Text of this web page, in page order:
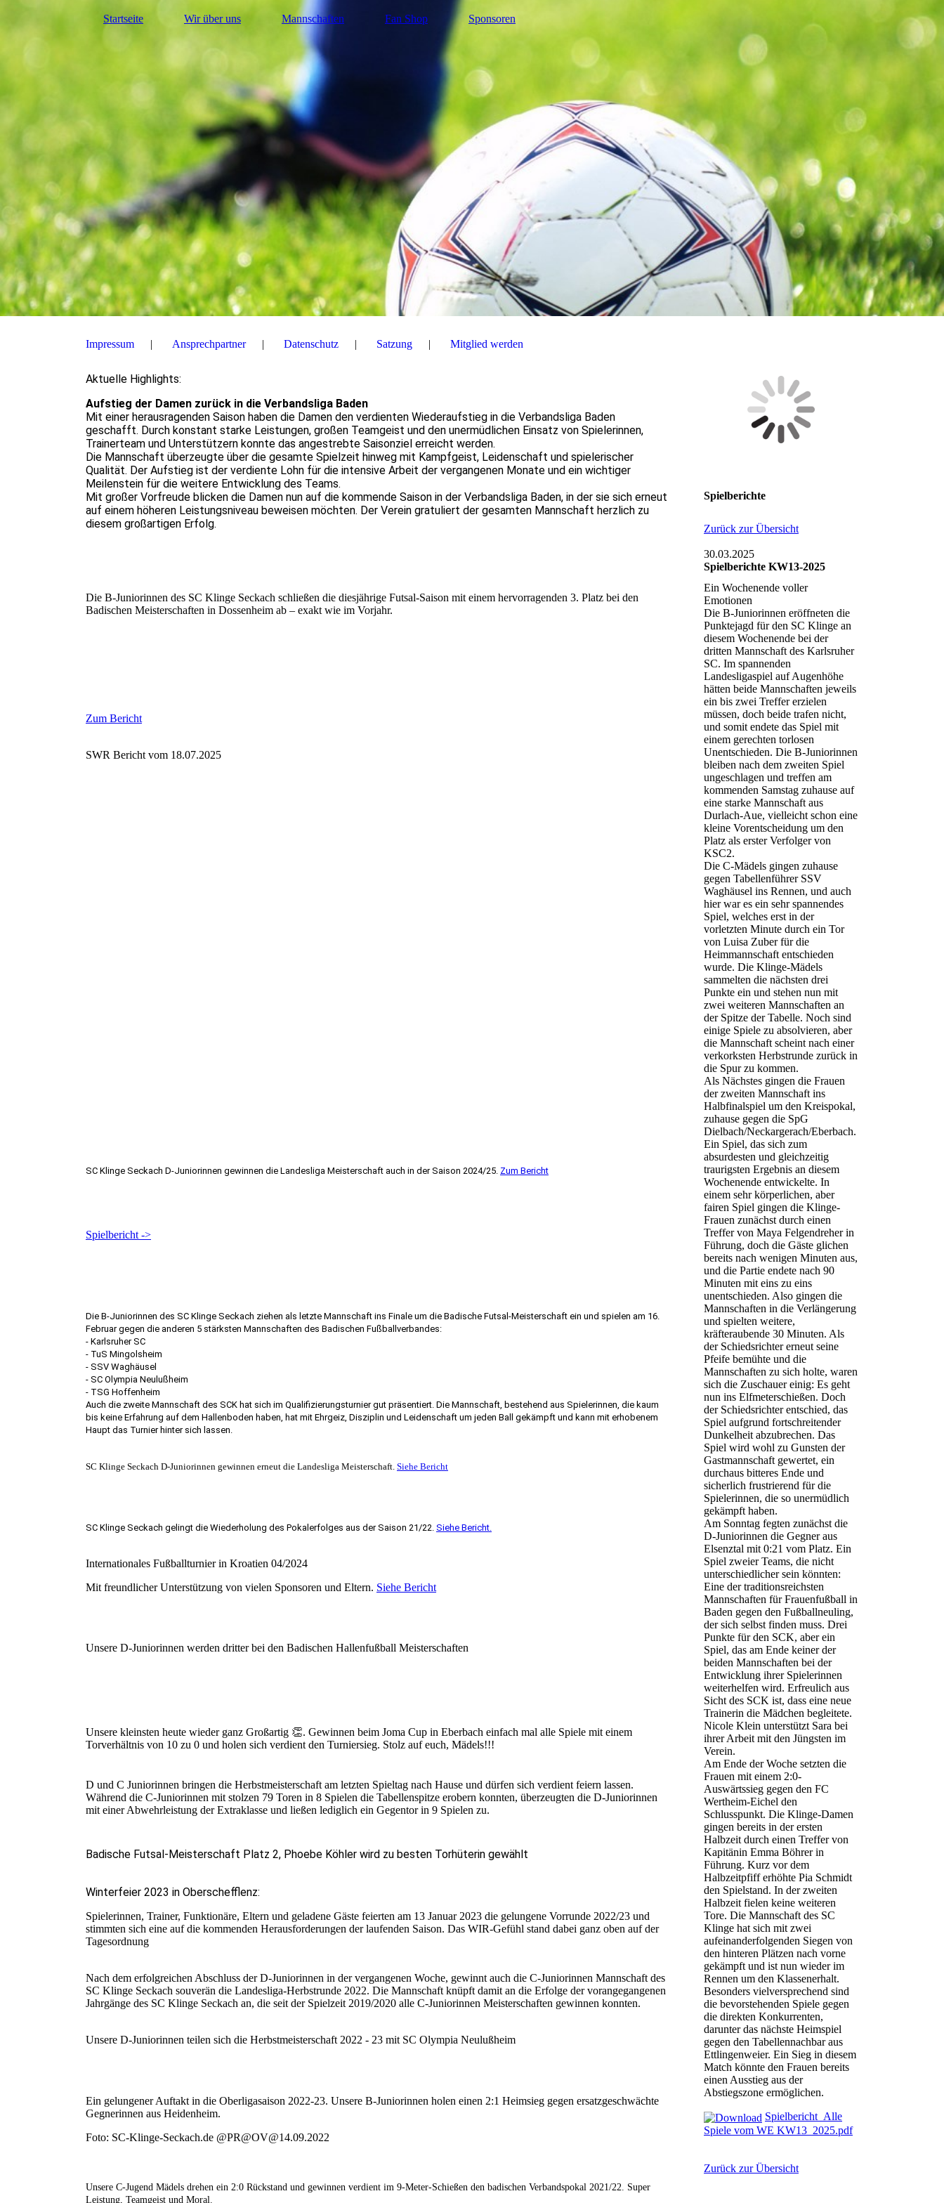
Startseite Wir über uns Mannschaften Fan Shop Sponsoren
Impressum Ansprechpartner Datenschutz Satzung Mitglied werden
Aktuelle Highlights:
Aufstieg der Damen zurück in die Verbandsliga Baden
Mit einer herausragenden Saison haben die Damen den verdienten Wiederaufstieg in die Verbandsliga Baden
geschafft. Durch konstant starke Leistungen, großen Teamgeist und den unermüdlichen Einsatz von Spielerinnen,
Trainerteam und Unterstützern konnte das angestrebte Saisonziel erreicht werden.
Die Mannschaft überzeugte über die gesamte Spielzeit hinweg mit Kampfgeist, Leidenschaft und spielerischer
Qualität. Der Aufstieg ist der verdiente Lohn für die intensive Arbeit der vergangenen Monate und ein wichtiger
Meilenstein für die weitere Entwicklung des Teams.
Mit großer Vorfreude blicken die Damen nun auf die kommende Saison in der Verbandsliga Baden, in der sie sich erneut
auf einem höheren Leistungsniveau beweisen möchten. Der Verein gratuliert der gesamten Mannschaft herzlich zu
diesem großartigen Erfolg.
Die B‑Juniorinnen des SC Klinge Seckach schließen die diesjährige Futsal-Saison mit einem hervorragenden 3. Platz bei den
Badischen Meisterschaften in Dossenheim ab – exakt wie im Vorjahr.
Zum Bericht
SWR Bericht vom 18.07.2025
SC Klinge Seckach D-Juniorinnen gewinnen die Landesliga Meisterschaft auch in der Saison 2024/25. Zum Bericht
Spielbericht ->
Die B-Juniorinnen des SC Klinge Seckach ziehen als letzte Mannschaft ins Finale um die Badische Futsal-Meisterschaft ein und spielen am 16.
Februar gegen die anderen 5 stärksten Mannschaften des Badischen Fußballverbandes:
- Karlsruher SC
- TuS Mingolsheim
- SSV Waghäusel
- SC Olympia Neulußheim
- TSG Hoffenheim
Auch die zweite Mannschaft des SCK hat sich im Qualifizierungsturnier gut präsentiert. Die Mannschaft, bestehend aus Spielerinnen, die kaum
bis keine Erfahrung auf dem Hallenboden haben, hat mit Ehrgeiz, Disziplin und Leidenschaft um jeden Ball gekämpft und kann mit erhobenem
Haupt das Turnier hinter sich lassen.
SC Klinge Seckach D-Juniorinnen gewinnen erneut die Landesliga Meisterschaft. Siehe Bericht
SC Klinge Seckach gelingt die Wiederholung des Pokalerfolges aus der Saison 21/22. Siehe Bericht.
Internationales Fußballturnier in Kroatien 04/2024
Mit freundlicher Unterstützung von vielen Sponsoren und Eltern. Siehe Bericht
Unsere D-Juniorinnen werden dritter bei den Badischen Hallenfußball Meisterschaften
Unsere kleinsten heute wieder ganz Großartig 👏. Gewinnen beim Joma Cup in Eberbach einfach mal alle Spiele mit einem
Torverhältnis von 10 zu 0 und holen sich verdient den Turniersieg. Stolz auf euch, Mädels!!!
D und C Juniorinnen bringen die Herbstmeisterschaft am letzten Spieltag nach Hause und dürfen sich verdient feiern lassen.
Während die C-Juniorinnen mit stolzen 79 Toren in 8 Spielen die Tabellenspitze erobern konnten, überzeugten die D-Juniorinnen
mit einer Abwehrleistung der Extraklasse und ließen lediglich ein Gegentor in 9 Spielen zu.
Badische Futsal-Meisterschaft Platz 2, Phoebe Köhler wird zu besten Torhüterin gewählt
Winterfeier 2023 in Oberschefflenz:
Spielerinnen, Trainer, Funktionäre, Eltern und geladene Gäste feierten am 13 Januar 2023 die gelungene Vorrunde 2022/23 und
stimmten sich eine auf die kommenden Herausforderungen der laufenden Saison. Das WIR-Gefühl stand dabei ganz oben auf der
Tagesordnung
Nach dem erfolgreichen Abschluss der D-Juniorinnen in der vergangenen Woche, gewinnt auch die C-Juniorinnen Mannschaft des
SC Klinge Seckach souverän die Landesliga-Herbstrunde 2022. Die Mannschaft knüpft damit an die Erfolge der vorangegangenen
Jahrgänge des SC Klinge Seckach an, die seit der Spielzeit 2019/2020 alle C-Juniorinnen Meisterschaften gewinnen konnten.
Unsere D-Juniorinnen teilen sich die Herbstmeisterschaft 2022 - 23 mit SC Olympia Neulußheim
Ein gelungener Auftakt in die Oberligasaison 2022-23. Unsere B-Juniorinnen holen einen 2:1 Heimsieg gegen ersatzgeschwächte
Gegnerinnen aus Heidenheim.
Foto: SC-Klinge-Seckach.de @PR@OV@14.09.2022
Unsere C-Jugend Mädels drehen ein 2:0 Rückstand und gewinnen verdient im 9-Meter-Schießen den badischen Verbandspokal 2021/22. Super
Leistung, Teamgeist und Moral.
Spielberichte
Zurück zur Übersicht
30.03.2025
Spielberichte KW13-2025
Ein Wochenende voller
Emotionen
Die B-Juniorinnen eröffneten die
Punktejagd für den SC Klinge an
diesem Wochenende bei der
dritten Mannschaft des Karlsruher
SC. Im spannenden
Landesligaspiel auf Augenhöhe
hätten beide Mannschaften jeweils
ein bis zwei Treffer erzielen
müssen, doch beide trafen nicht,
und somit endete das Spiel mit
einem gerechten torlosen
Unentschieden. Die B-Juniorinnen
bleiben nach dem zweiten Spiel
ungeschlagen und treffen am
kommenden Samstag zuhause auf
eine starke Mannschaft aus
Durlach-Aue, vielleicht schon eine
kleine Vorentscheidung um den
Platz als erster Verfolger von
KSC2.
Die C-Mädels gingen zuhause
gegen Tabellenführer SSV
Waghäusel ins Rennen, und auch
hier war es ein sehr spannendes
Spiel, welches erst in der
vorletzten Minute durch ein Tor
von Luisa Zuber für die
Heimmannschaft entschieden
wurde. Die Klinge-Mädels
sammelten die nächsten drei
Punkte ein und stehen nun mit
zwei weiteren Mannschaften an
der Spitze der Tabelle. Noch sind
einige Spiele zu absolvieren, aber
die Mannschaft scheint nach einer
verkorksten Herbstrunde zurück in
die Spur zu kommen.
Als Nächstes gingen die Frauen
der zweiten Mannschaft ins
Halbfinalspiel um den Kreispokal,
zuhause gegen die SpG
Dielbach/Neckargerach/Eberbach.
Ein Spiel, das sich zum
absurdesten und gleichzeitig
traurigsten Ergebnis an diesem
Wochenende entwickelte. In
einem sehr körperlichen, aber
fairen Spiel gingen die Klinge-
Frauen zunächst durch einen
Treffer von Maya Felgendreher in
Führung, doch die Gäste glichen
bereits nach wenigen Minuten aus,
und die Partie endete nach 90
Minuten mit eins zu eins
unentschieden. Also gingen die
Mannschaften in die Verlängerung
und spielten weitere,
kräfteraubende 30 Minuten. Als
der Schiedsrichter erneut seine
Pfeife bemühte und die
Mannschaften zu sich holte, waren
sich die Zuschauer einig: Es geht
nun ins Elfmeterschießen. Doch
der Schiedsrichter entschied, das
Spiel aufgrund fortschreitender
Dunkelheit abzubrechen. Das
Spiel wird wohl zu Gunsten der
Gastmannschaft gewertet, ein
durchaus bitteres Ende und
sicherlich frustrierend für die
Spielerinnen, die so unermüdlich
gekämpft haben.
Am Sonntag fegten zunächst die
D-Juniorinnen die Gegner aus
Elsenztal mit 0:21 vom Platz. Ein
Spiel zweier Teams, die nicht
unterschiedlicher sein könnten:
Eine der traditionsreichsten
Mannschaften für Frauenfußball in
Baden gegen den Fußballneuling,
der sich selbst finden muss. Drei
Punkte für den SCK, aber ein
Spiel, das am Ende keiner der
beiden Mannschaften bei der
Entwicklung ihrer Spielerinnen
weiterhelfen wird. Erfreulich aus
Sicht des SCK ist, dass eine neue
Trainerin die Mädchen begleitete.
Nicole Klein unterstützt Sara bei
ihrer Arbeit mit den Jüngsten im
Verein.
Am Ende der Woche setzten die
Frauen mit einem 2:0-
Auswärtssieg gegen den FC
Wertheim-Eichel den
Schlusspunkt. Die Klinge-Damen
gingen bereits in der ersten
Halbzeit durch einen Treffer von
Kapitänin Emma Böhrer in
Führung. Kurz vor dem
Halbzeitpfiff erhöhte Pia Schmidt
den Spielstand. In der zweiten
Halbzeit fielen keine weiteren
Tore. Die Mannschaft des SC
Klinge hat sich mit zwei
aufeinanderfolgenden Siegen von
den hinteren Plätzen nach vorne
gekämpft und ist nun wieder im
Rennen um den Klassenerhalt.
Besonders vielversprechend sind
die bevorstehenden Spiele gegen
die direkten Konkurrenten,
darunter das nächste Heimspiel
gegen den Tabellennachbar aus
Ettlingenweier. Ein Sieg in diesem
Match könnte den Frauen bereits
einen Ausstieg aus der
Abstiegszone ermöglichen.
Spielbericht_Alle
Spiele vom WE KW13_2025.pdf
Zurück zur Übersicht